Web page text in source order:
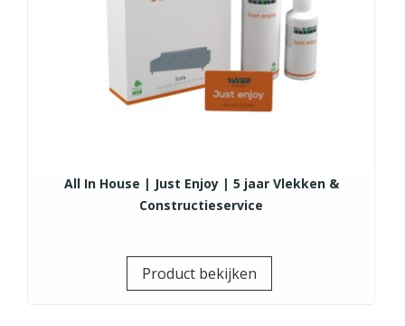
All In House | Just Enjoy | 5 jaar Vlekken &
Constructieservice
Product bekijken